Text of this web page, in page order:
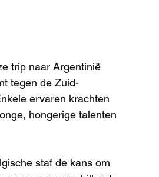
trip naar Argentinië
tegen de Zuid-
ervaren krachten
hongerige talenten
staf de kans om